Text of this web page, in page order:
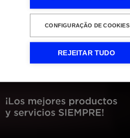
CONFIGURAÇÃO DE COOKIES
REJEITAR TUDO